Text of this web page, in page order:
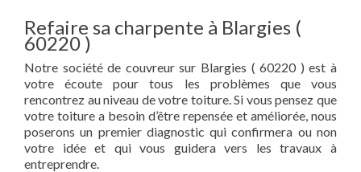
Refaire sa charpente à Blargies (
60220 )
Notre société de couvreur sur Blargies ( 60220 ) est à
votre écoute pour tous les problèmes que vous
rencontrez au niveau de votre toiture. Si vous pensez que
votre toiture a besoin d’être repensée et améliorée, nous
poserons un premier diagnostic qui confirmera ou non
votre idée et qui vous guidera vers les travaux à
entreprendre.